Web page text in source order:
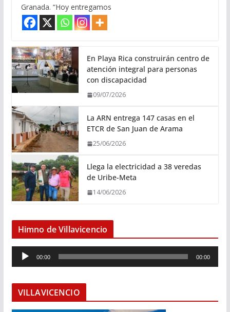
Granada. “Hoy entregamos
En Playa Rica construirán centro de
atención integral para personas
con discapacidad
09/07/2026
La ARN entrega 147 casas en el
ETCR de San Juan de Arama
25/06/2026
Llega la electricidad a 38 veredas
de Uribe-Meta
14/06/2026
Himno de Villavicencio
e
o
00:00 00:00
VILLAVICENCIO